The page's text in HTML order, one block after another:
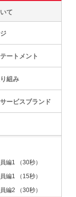
て
ートメント
組み
ービスブランド
編1 （30秒）
編1 （15秒）
編2 （30秒）